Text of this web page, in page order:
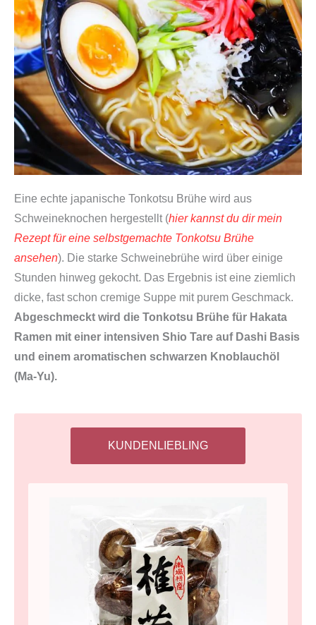
Eine echte japanische Tonkotsu Brühe wird aus
Schweineknochen hergestellt (hier kannst du dir mein
Rezept für eine selbstgemachte Tonkotsu Brühe
ansehen). Die starke Schweinebrühe wird über einige
Stunden hinweg gekocht. Das Ergebnis ist eine ziemlich
dicke, fast schon cremige Suppe mit purem Geschmack.
Abgeschmeckt wird die Tonkotsu Brühe für Hakata
Ramen mit einer intensiven Shio Tare auf Dashi Basis
und einem aromatischen schwarzen Knoblauchöl
(Ma-Yu).
KUNDENLIEBLING